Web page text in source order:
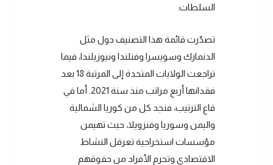
السلطات.
تصدّرت قائمة هذا التصنيف دول مثل
الدنمارك وسويسرا وفنلندا ونيوزيلندا، فيما
تراجعت الولايات المتحدة إلى المرتبة 18 بعد
فقدانها أربع مراتب منذ سنة 2021. أما في
قاع الترتيب، فنجد كل من كوريا الشمالية
واليمن وسوريا وفنزويلا، حيث تهيمن
مؤسسات استخراجية تعرقل النشاط
الاقتصادي وتحرم الأفراد من حقوقهم